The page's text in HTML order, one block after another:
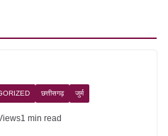
छत्तीसगढ़ जुर्म
1 min read